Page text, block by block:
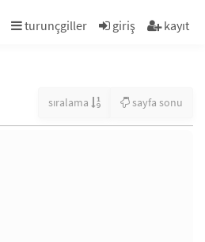
turunçgiller giriş kayıt
sıralama sayfa sonu